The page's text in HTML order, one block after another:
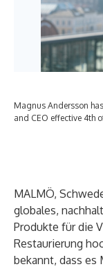
Magnus Andersson
and CEO effective 4th
MALMÖ,
globales,
Produkte für die
Restaurierung
bekannt, dass es